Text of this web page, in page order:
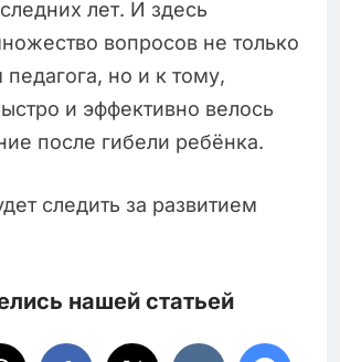
лет. И здесь
вопросов не только
педагога, но и к тому,
и эффективно велось
после гибели ребёнка.
следить за развитием
нашей статьей